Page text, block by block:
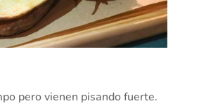
pero vienen pisando fuerte.